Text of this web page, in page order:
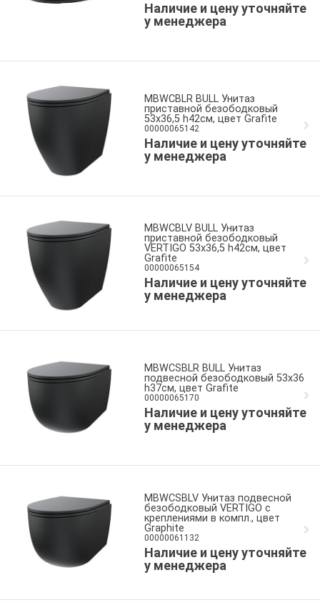
Наличие и цену уточняйте
у менеджера
MBWCBLR BULL Унитаз
приставной безободковый
53x36,5 h42см, цвет Grafite
00000065142
Наличие и цену уточняйте
у менеджера
MBWCBLV BULL Унитаз
приставной безободковый
VERTIGO 53x36,5 h42см, цвет
Grafite
00000065154
Наличие и цену уточняйте
у менеджера
MBWCSBLR BULL Унитаз
подвесной безободковый 53x36
h37см, цвет Grafite
00000065170
Наличие и цену уточняйте
у менеджера
MBWCSBLV Унитаз подвесной
безободковый VERTIGO с
креплениями в компл., цвет
Graphite
00000061132
Наличие и цену уточняйте
у менеджера